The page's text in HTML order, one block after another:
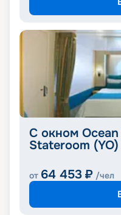
С окном
Stateroom (YO)
от 64 453 ₽ /чел